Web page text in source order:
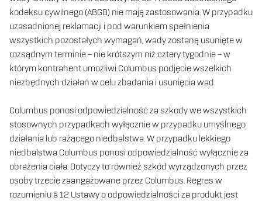
kodeksu cywilnego (ABGB) nie mają zastosowania. W przypadku
uzasadnionej reklamacji i pod warunkiem spełnienia
wszystkich pozostałych wymagań, wady zostaną usunięte w
rozsądnym terminie – nie krótszym niż cztery tygodnie – w
którym kontrahent umożliwi Columbus podjęcie wszelkich
niezbędnych działań w celu zbadania i usunięcia wad.
Columbus ponosi odpowiedzialność za szkody we wszystkich
stosownych przypadkach wyłącznie w przypadku umyślnego
działania lub rażącego niedbalstwa. W przypadku lekkiego
niedbalstwa Columbus ponosi odpowiedzialność wyłącznie za
obrażenia ciała. Dotyczy to również szkód wyrządzonych przez
osoby trzecie zaangażowane przez Columbus. Regres w
rozumieniu § 12 Ustawy o odpowiedzialności za produkt jest